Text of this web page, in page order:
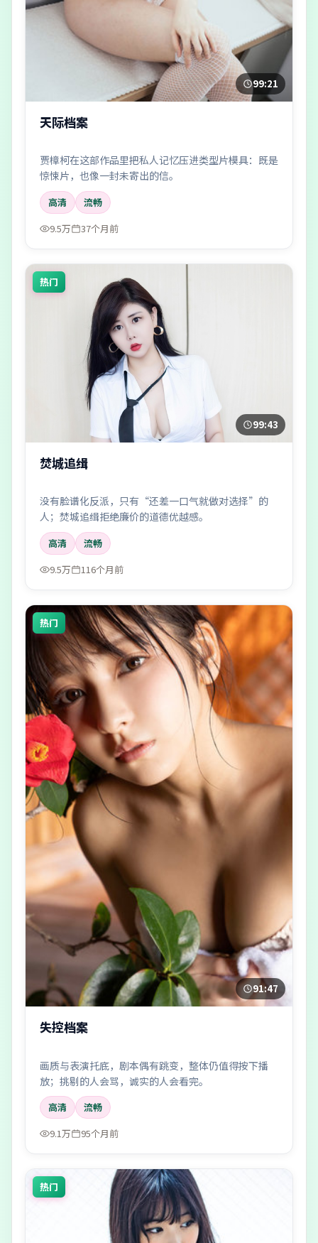
99:21
天际档案
贾樟柯在这部作品里把私人记忆压进类型片模具：既是
惊悚片，也像一封未寄出的信。
高清
流畅
9.5万
37个月前
热门
99:43
焚城追缉
没有脸谱化反派，只有“还差一口气就做对选择”的
人；焚城追缉拒绝廉价的道德优越感。
高清
流畅
9.5万
116个月前
热门
91:47
失控档案
画质与表演托底，剧本偶有跳变，整体仍值得按下播
放；挑剔的人会骂，诚实的人会看完。
高清
流畅
9.1万
95个月前
热门